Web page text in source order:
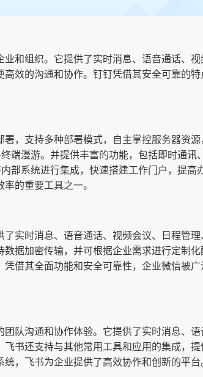
和组织。它提供了实时消息、语音通话、
效的沟通和协作。钉钉凭借其安全可靠的
，支持多种部署模式，自主掌控服务器资
端漫游。并提供丰富的功能，包括即时通讯
部系统进行集成，快速搭建工作门户，提高
的重要工具之一。
实时消息、语音通话、视频会议、日程管
据加密传输，并可根据企业需求进行定制
借其全面功能和安全可靠性，企业微信被
团队沟通和协作体验。它提供了实时消息、语
书还支持与其他常用工具和应用的集成，
，飞书为企业提供了高效协作和创新的平台